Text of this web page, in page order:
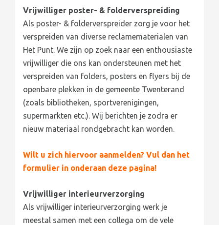
Vrijwilliger poster- & folderverspreiding
Als poster- & folderverspreider zorg je voor het
verspreiden van diverse reclamematerialen van
Het Punt. We zijn op zoek naar een enthousiaste
vrijwilliger die ons kan ondersteunen met het
verspreiden van folders, posters en flyers bij de
openbare plekken in de gemeente Twenterand
(zoals bibliotheken, sportverenigingen,
supermarkten etc.). Wij berichten je zodra er
nieuw materiaal rondgebracht kan worden.
Wilt u zich hiervoor aanmelden? Vul dan het
formulier in onderaan deze pagina!
Vrijwilliger interieurverzorging
Als vrijwilliger interieurverzorging werk je
meestal samen met een collega om de vele